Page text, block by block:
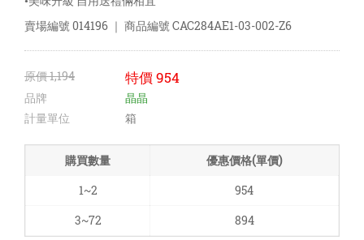
賣場編號014196 ｜ 商品編號CAC284AE1-03-002-Z6
原價1,194 特價954
品牌
晶晶
計量單位
箱
購買數量
優惠價格(單價)
1~2
954
3~72
894